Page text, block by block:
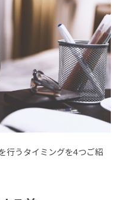
行うタイミングを4つご紹